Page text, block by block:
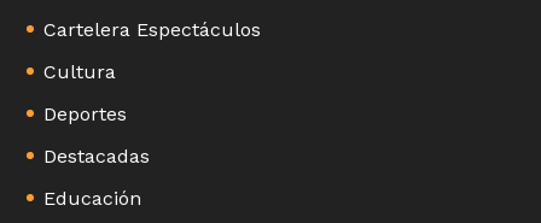
Cartelera Espectáculos
Cultura
Deportes
Destacadas
Educación